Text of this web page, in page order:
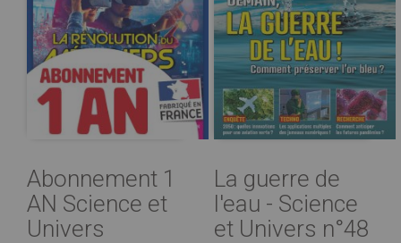
Abonnement 1
AN Science et
Univers
La guerre de
l'eau - Science
et Univers n°48